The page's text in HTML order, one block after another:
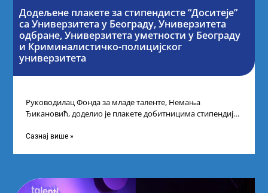
Додељене плакете за стипендисте “Доситеје”
са Универзитета у Београду, Универзитета
одбране, Универзитета уметности у Београду
и Криминалистичко-полицијског
универзитета
Руководилац Фонда за младе таленте, Немања
Ђикановић, доделио је плакете добитницима стипендије
технолошком парку
Сазнај више »